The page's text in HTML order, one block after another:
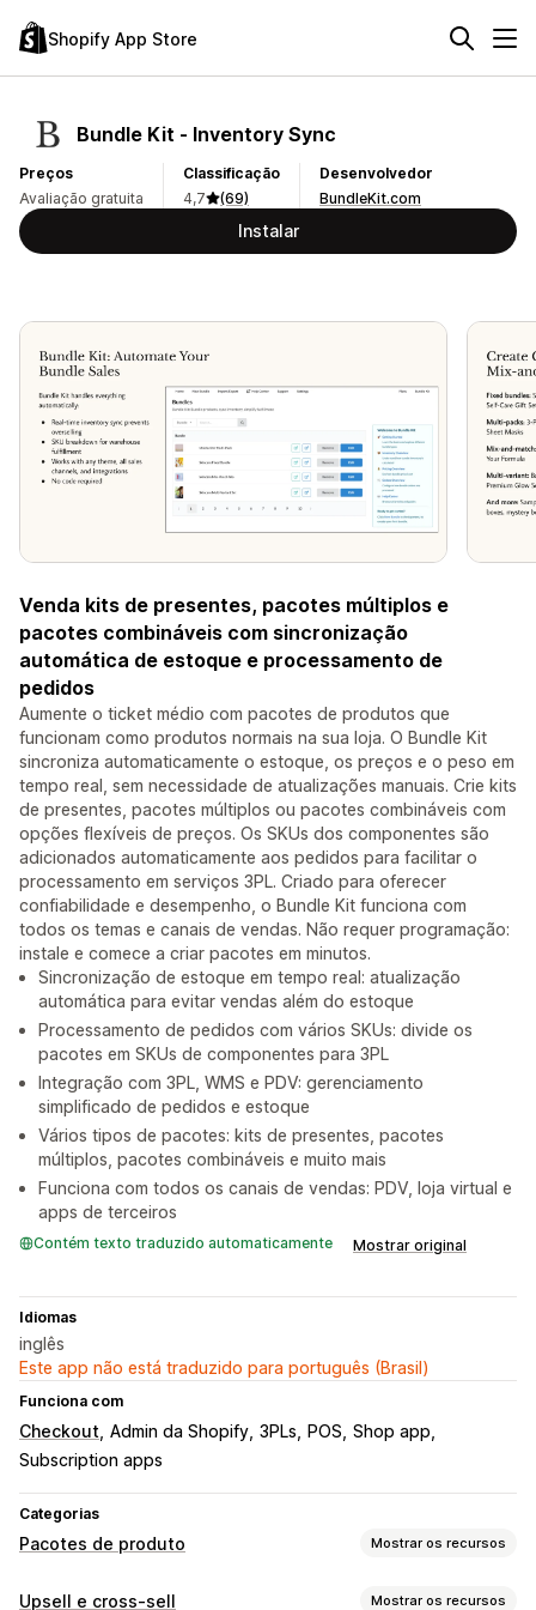
Shopify App Store
Bundle Kit ‑ Inventory Sync
Preços
Avaliação gratuita
Classificação
4,7
(69)
Desenvolvedor
BundleKit.com
Instalar
Venda kits de presentes, pacotes múltiplos e
pacotes combináveis com sincronização
automática de estoque e processamento de
pedidos
Aumente o ticket médio com pacotes de produtos que
funcionam como produtos normais na sua loja. O Bundle Kit
sincroniza automaticamente o estoque, os preços e o peso em
tempo real, sem necessidade de atualizações manuais. Crie kits
de presentes, pacotes múltiplos ou pacotes combináveis com
opções flexíveis de preços. Os SKUs dos componentes são
adicionados automaticamente aos pedidos para facilitar o
processamento em serviços 3PL. Criado para oferecer
confiabilidade e desempenho, o Bundle Kit funciona com
todos os temas e canais de vendas. Não requer programação:
instale e comece a criar pacotes em minutos.
Sincronização de estoque em tempo real: atualização
automática para evitar vendas além do estoque
Processamento de pedidos com vários SKUs: divide os
pacotes em SKUs de componentes para 3PL
Integração com 3PL, WMS e PDV: gerenciamento
simplificado de pedidos e estoque
Vários tipos de pacotes: kits de presentes, pacotes
múltiplos, pacotes combináveis e muito mais
Funciona com todos os canais de vendas: PDV, loja virtual e
apps de terceiros
Contém texto traduzido automaticamente Mostrar original
Idiomas
inglês
Este app não está traduzido para português (Brasil)
Funciona com
Checkout Admin da Shopify 3PLs POS Shop app
Subscription apps
Categorias
Pacotes de produto Mostrar os recursos
Tipos de pacotes
Upsell e cross-sell Mostrar os recursos